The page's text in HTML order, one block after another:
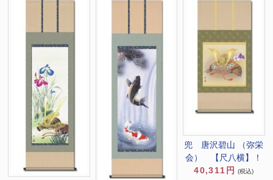
兜 唐沢碧山 （弥栄
会） 【尺八横】！
40,311円
(税込)